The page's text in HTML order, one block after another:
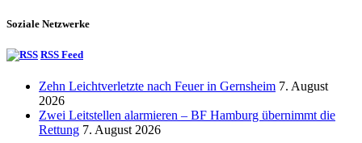
Soziale Netzwerke
RSS Feed
Zehn Leichtverletzte nach Feuer in Gernsheim 7. August
2026
Zwei Leitstellen alarmieren – BF Hamburg übernimmt die
Rettung 7. August 2026